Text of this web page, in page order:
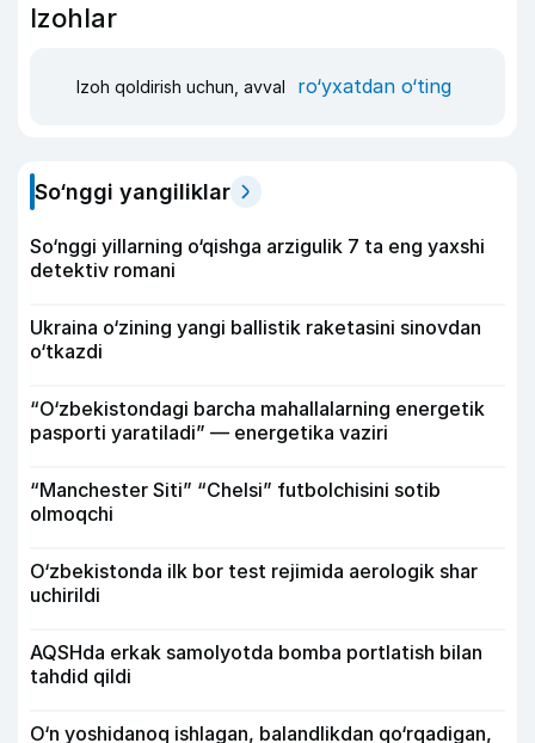
Izohlar
Izoh qoldirish uchun, avval ro‘yxatdan o‘ting
So‘nggi yangiliklar
So‘nggi yillarning o‘qishga arzigulik 7 ta eng yaxshi
detektiv romani
Ukraina o‘zining yangi ballistik raketasini sinovdan
o‘tkazdi
“O‘zbekistondagi barcha mahallalarning energetik
pasporti yaratiladi” — energetika vaziri
“Manchester Siti” “Chelsi” futbolchisini sotib
olmoqchi
O‘zbekistonda ilk bor test rejimida aerologik shar
uchirildi
AQSHda erkak samolyotda bomba portlatish bilan
tahdid qildi
O‘n yoshidanoq ishlagan, balandlikdan qo‘rqadigan,